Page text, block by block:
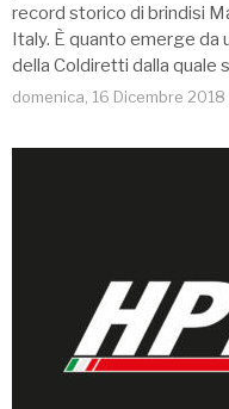
record storico di brindisi
Italy. È quanto emerge da
della Coldiretti dalla quale
domenica, 16 Dicembre 2018